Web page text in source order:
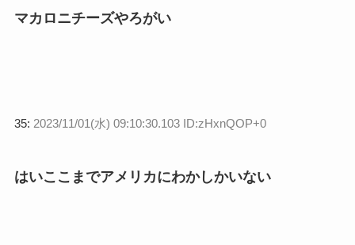
マカロニチーズやろがい
35: 2023/11/01(水) 09:10:30.103 ID:zHxnQOP+0
はいここまでアメリカにわかしかいない